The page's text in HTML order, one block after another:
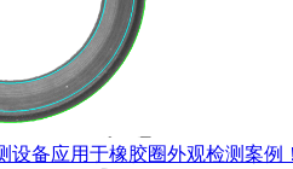
设备应用于橡胶圈外观检测案例